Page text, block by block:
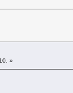
»